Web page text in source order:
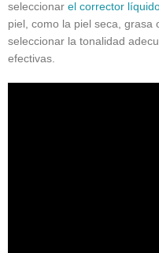
seleccionar el corrector
piel, como la piel seca, grasa
seleccionar la tonalidad
efectivas.